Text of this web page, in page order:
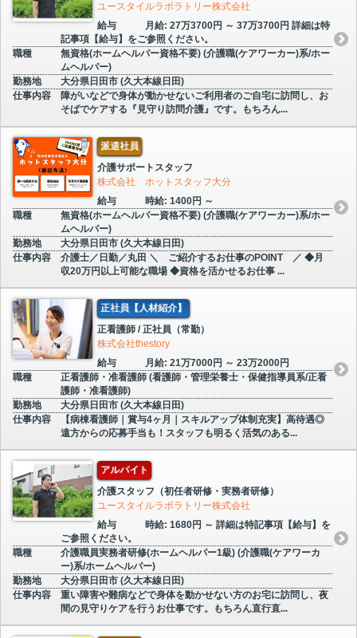
ユースタイルラボラトリー株式会社
給与
月給: 27万3700円 ～ 37万3700円 詳細は特
記事項【給与】をご参照ください。
職種
無資格(ホームヘルパー資格不要) (介護職(ケアワーカー)系/ホー
ムヘルパー)
勤務地
大分県日田市 (久大本線日田)
仕事内容
障がいなどで身体が動かせないご利用者のご自宅に訪問し、お
そばでケアする『見守り訪問介護』です。もちろん...
派遣社員
介護サポートスタッフ
株式会社 ホットスタッフ大分
給与
時給: 1400円 ～
職種
無資格(ホームヘルパー資格不要) (介護職(ケアワーカー)系/ホー
ムヘルパー)
勤務地
大分県日田市 (久大本線日田)
仕事内容
介護士／日勤／丸田 ＼ ご紹介するお仕事のPOINT ／ ◆月
収20万円以上可能な職場 ◆資格を活かせるお仕事 ...
正社員【人材紹介】
正看護師 / 正社員（常勤）
株式会社thestory
給与
月給: 21万7000円 ～ 23万2000円
職種
正看護師・准看護師 (看護師・管理栄養士・保健指導員系/正看
護師・准看護師)
勤務地
大分県日田市 (久大本線日田)
仕事内容
【病棟看護師｜賞与4ヶ月｜スキルアップ体制充実】高待遇◎
遠方からの応募手当も！スタッフも明るく活気のある...
アルバイト
介護スタッフ（初任者研修・実務者研修）
ユースタイルラボラトリー株式会社
給与
時給: 1680円 ～ 詳細は特記事項【給与】を
ご参照ください。
職種
介護職員実務者研修(ホームヘルパー1級) (介護職(ケアワーカ
ー)系/ホームヘルパー)
勤務地
大分県日田市 (久大本線日田)
仕事内容
重い障害や難病などで身体を動かせない方のお宅に訪問し、夜
間の見守りケアを行うお仕事です。もちろん直行直...